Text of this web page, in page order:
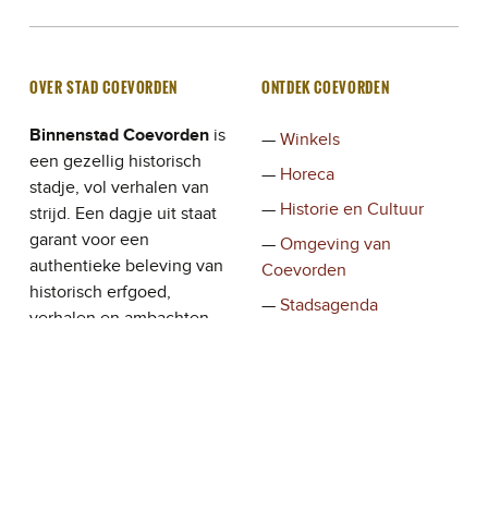
OVER STAD COEVORDEN
Binnenstad Coevordenis
een gezellig historisch
stadje, vol verhalen van
strijd. Een dagje uit staat
garant voor een
authentieke beleving van
historisch erfgoed,
verhalen en ambachten,
ONTDEK COEVORDEN
Winkels
Horeca
Historie en Cultuur
Omgeving van
Coevorden
Stadsagenda